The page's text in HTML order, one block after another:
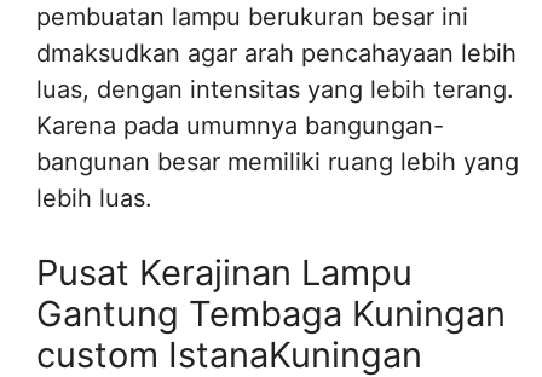
pembuatan lampu berukuran besar ini
dmaksudkan agar arah pencahayaan lebih
luas, dengan intensitas yang lebih terang.
Karena pada umumnya bangungan-
bangunan besar memiliki ruang lebih yang
lebih luas.
Pusat Kerajinan Lampu
Gantung Tembaga Kuningan
custom IstanaKuningan